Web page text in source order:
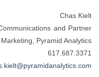
Chas Kielt
and Partner
Marketing, Pyramid Analytics
617.687.3371